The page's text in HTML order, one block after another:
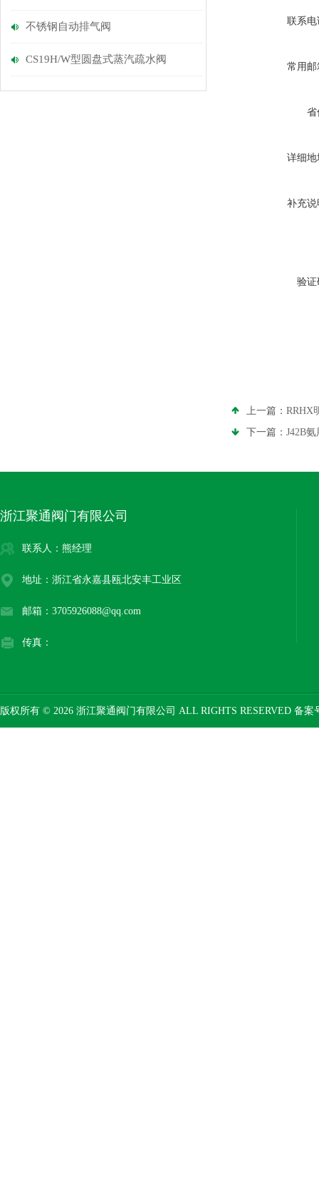
不锈钢自动排气阀
CS19H/W型圆盘式蒸汽疏水阀
联系电
常用邮
省
详细地
补充说
验证
上一篇： RRHX
下一篇： J42B
浙江聚通阀门有限公司
联系人：熊经理
地址：浙江省永嘉县瓯北安丰工业区
邮箱：3705926088@qq.com
传真：
版权所有 © 2026 浙江聚通阀门有限公司 ALL RIGHTS RESERVED 备案